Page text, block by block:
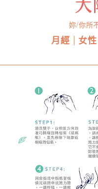
妳/你所
月經 女性